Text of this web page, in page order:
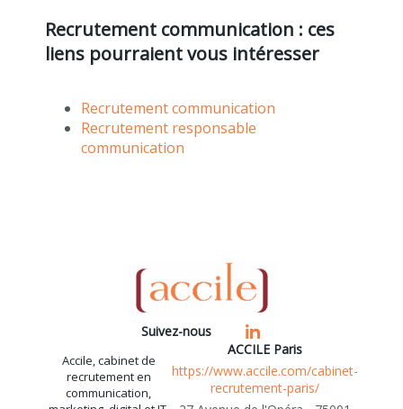
Recrutement communication : ces
liens pourraient vous intéresser
Recrutement communication
Recrutement responsable
communication
Suivez-nous
Accile, cabinet de
recrutement en
communication,
ACCILE Paris
https://www.accile.com/cabinet-
recrutement-paris/